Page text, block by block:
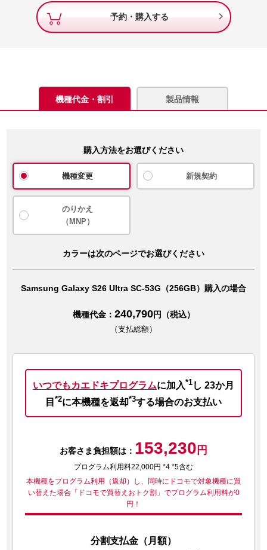
予約・購入する 
機種代金・割引 製品情報
購入方法をお選びください
機種変更 新規契約
のりかえ
（MNP）
カラーは次のページでお選びください
Samsung Galaxy S26 Ultra SC-53G（256GB）購入の場合
機種代金： 240,790円（税込）
（支払総額）
いつでもカエドキプログラムに加入*1 し 23か月
目 *2に本機種を返却*3する場合のお支払い
お客さま負担額は： 153,230 円
プログラム利用料22,000円 *4 *5含む
本機種をプログラム利用（返却）し、同時にドコモで対象機種に買
い替えた場合「ドコモで買替えおトク割」でプログラム利用料が0
円！
分割支払金（月額）